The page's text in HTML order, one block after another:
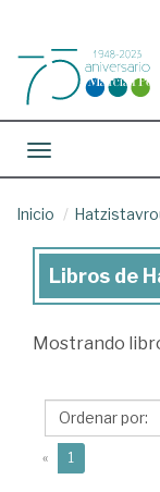
Toggle navigation
Inicio
Libros
Libros de
Mostrando
« 1